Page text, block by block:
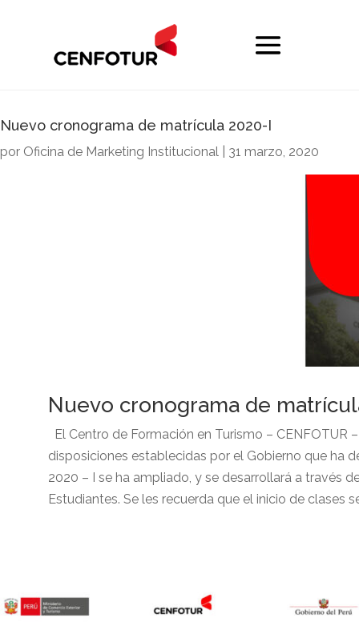
Nuevo cronograma de matrícula 2020-I
por Oficina de Marketing Institucional 31 marzo, 2020
Nuevo cronograma de
El Centro de Formación en Turismo –
disposiciones establecidas por el Gobierno que ha
2020 – I se ha ampliado, y se desarrollará a través
Estudiantes. Se les recuerda que el inicio de